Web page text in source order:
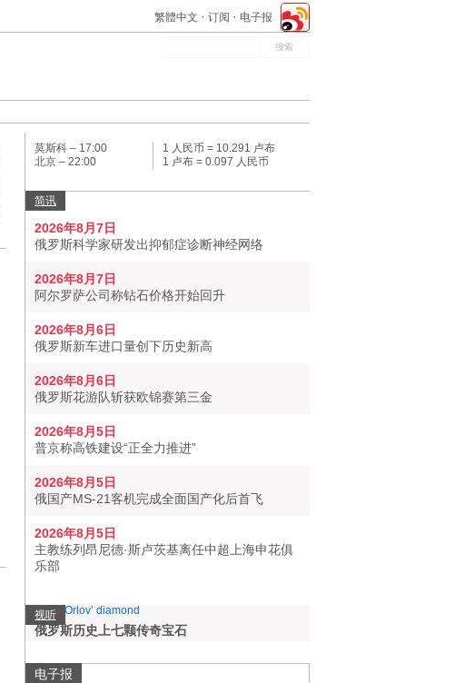
繁體中文 订阅 电子报
莫斯科 – 17:00
北京 – 22:00
1 人民币 = 10.291 卢布
1 卢布 = 0.097 人民币
简讯
2026年8月7日
俄罗斯科学家研发出抑郁症诊断神经网络
2026年8月7日
阿尔罗萨公司称钻石价格开始回升
2026年8月6日
俄罗斯新车进口量创下历史新高
2026年8月6日
俄罗斯花游队斩获欧锦赛第三金
2026年8月5日
普京称高铁建设“正全力推进”
2026年8月5日
俄国产MS-21客机完成全面国产化后首飞
2026年8月5日
主教练列昂尼德·斯卢茨基离任中超上海申花俱
乐部
视听
俄罗斯历史上七颗传奇宝石
电子报